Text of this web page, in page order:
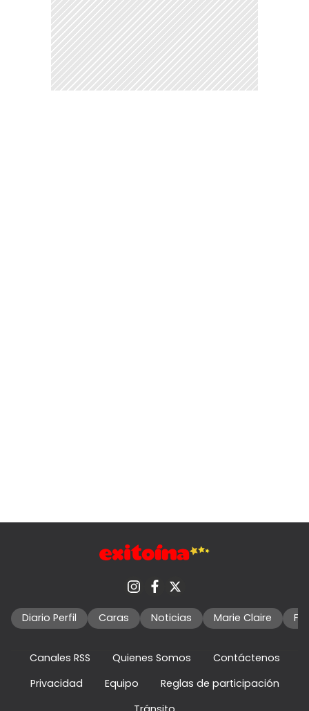
Diario Perfil Caras Noticias Marie Claire
Canales RSS Quienes Somos
Contáctenos
Privacidad
Equipo
Reglas de participación